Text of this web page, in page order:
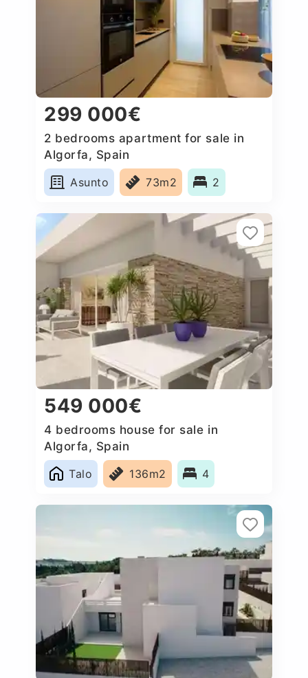
299 000€
2 bedrooms apartment for sale in
Algorfa, Spain
Asunto
73m2 2
549 000€
4 bedrooms house for sale in
Algorfa, Spain
Talo
136m2 4